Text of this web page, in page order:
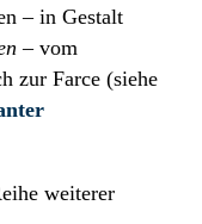
– in Gestalt
– vom
zur Farce (siehe
weiterer